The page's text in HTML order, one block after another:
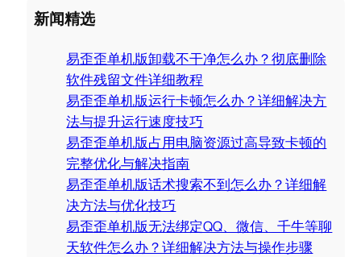
a
r
新闻精选
易歪歪单机版卸载不干净怎么办？彻底删除
软件残留文件详细教程
易歪歪单机版运行卡顿怎么办？详细解决方
法与提升运行速度技巧
易歪歪单机版占用电脑资源过高导致卡顿的
完整优化与解决指南
易歪歪单机版话术搜索不到怎么办？详细解
决方法与优化技巧
易歪歪单机版无法绑定QQ、微信、千牛等聊
天软件怎么办？详细解决方法与操作步骤